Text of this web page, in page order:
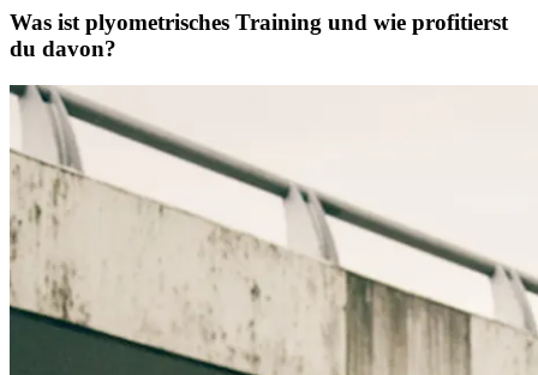
Was ist plyometrisches Training und wie profitierst
du davon?